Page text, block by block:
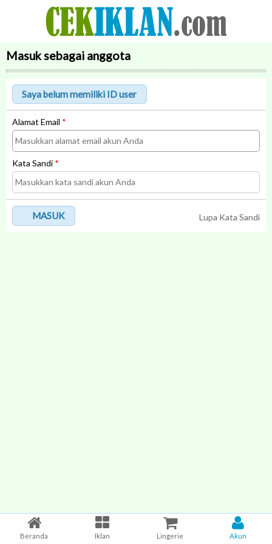
Masuk sebagai anggota
Alamat Email *
Kata Sandi *
Lupa Kata Sandi
MASUK
Beranda Iklan Lingerie Akun